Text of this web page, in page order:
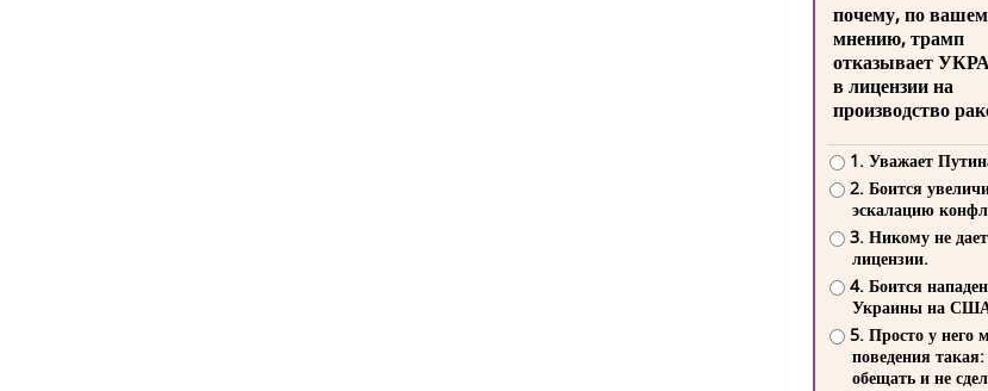
почему, по
мнению, трамп
отказывает
в лицензии на
производство
1. Уважает
2. Боится
эскалацию
3. Никому не
лицензии.
4. Боится
Украины на
5. Просто у него
поведения такая:
обещать и не